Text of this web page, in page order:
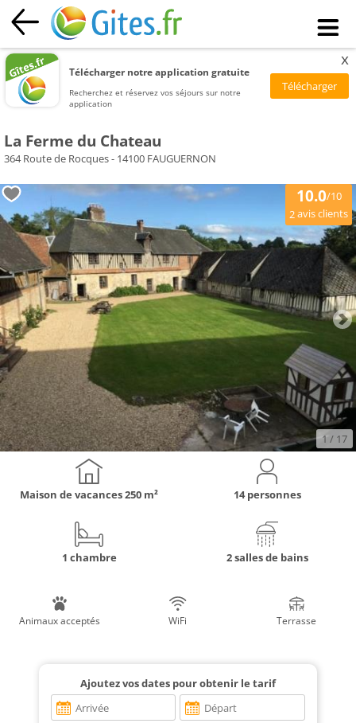
Télécharger notre application gratuite
Recherchez et réservez vos séjours sur notre
application
x
La Ferme du Chateau
364 Route de Rocques - 14100 FAUGUERNON
10.0/10
2avis clients
1/ 17
Maison de vacances250 m² 14 personnes
1 chambre 2 salles de bains
Animaux acceptés WiFi Terrasse
Ajoutez vos dates pour obtenir le tarif